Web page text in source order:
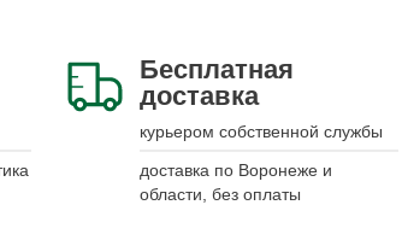
Бесплатная
доставка
курьером собственной службы
доставка по Воронеже и
области, без оплаты